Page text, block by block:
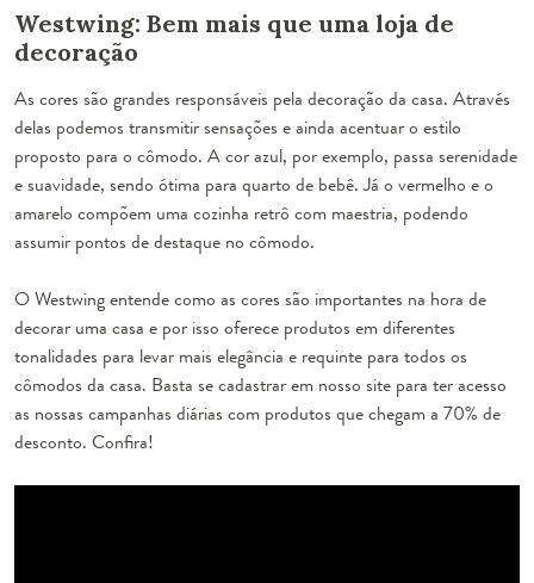
Westwing: Bem mais que uma loja de
decoração
As cores são grandes responsáveis pela decoração da casa. Através
delas podemos transmitir sensações e ainda acentuar o estilo
proposto para o cômodo. A cor azul, por exemplo, passa serenidade
e suavidade, sendo ótima para quarto de bebê. Já o vermelho e o
amarelo compõem uma cozinha retrô com maestria, podendo
assumir pontos de destaque no cômodo.
O Westwing entende como as cores são importantes na hora de
decorar uma casa e por isso oferece produtos em diferentes
tonalidades para levar mais elegância e requinte para todos os
cômodos da casa. Basta se cadastrar em nosso site para ter acesso
as nossas campanhas diárias com produtos que chegam a 70% de
desconto. Confira!